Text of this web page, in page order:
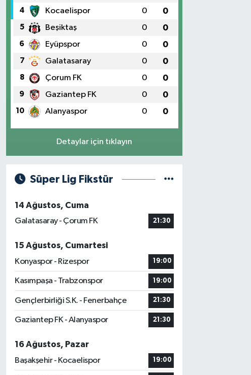
4 Kocaelispor 0 0
5 Beşiktaş 0 0
6 Eyüpspor 0 0
7 Galatasaray 0 0
8 Çorum FK 0 0
9 Gaziantep FK 0 0
10 Alanyaspor 0 0
Detaylar için tıklayın
Süper Lig Fikstür
14 Ağustos, Cuma
Galatasaray - Çorum FK
21:30
15 Ağustos, Cumartesi
Konyaspor - Rizespor
19:00
Kasımpaşa - Trabzonspor 19:00
Gençlerbirliği S.K. - Fenerbahçe 21:30
Gaziantep FK - Alanyaspor 21:30
16 Ağustos, Pazar
Başakşehir - Kocaelispor
19:00